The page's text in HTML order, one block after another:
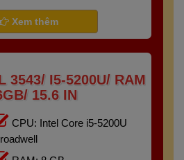
6 tháng
Xem thêm
3543/ I5-5200U/ RAM
15.6 IN
CPU: Intel Core i5-5200U